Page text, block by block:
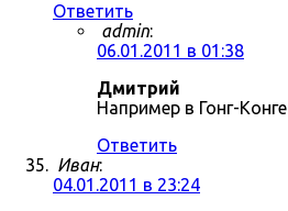
Ответить
admin:
06.01.2011 в 01:38
Дмитрий
Например в Гонг-Конге
Ответить
Иван:
04.01.2011 в 23:24